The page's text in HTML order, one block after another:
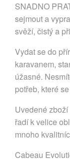
SNADNO
sejmout a
svěží, čistý a
Vydat se do
karavanem,
úžasné.
potřeb, které
Uvedené
řadí k velice
mnoho
Cabeau